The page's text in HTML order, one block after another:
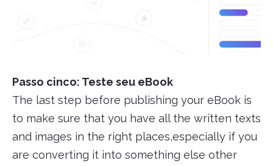
Passo cinco: Teste seu eBook
The last step before publishing your eBook is
to make sure that you have all the written texts
and images in the right places,especially if you
are converting it into something else other